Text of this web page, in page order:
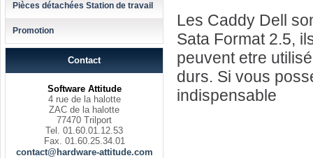
Pièces détachées Station de travail
Promotion
Contact
Software Attitude
4 rue de la halotte
ZAC de la halotte
77470 Trilport
Tel. 01.60.01.12.53
Fax. 01.60.25.34.01
contact@hardware-attitude.com
Les Caddy Dell
Sata Format 2.5,
peuvent etre
durs. Si vous
indispensable